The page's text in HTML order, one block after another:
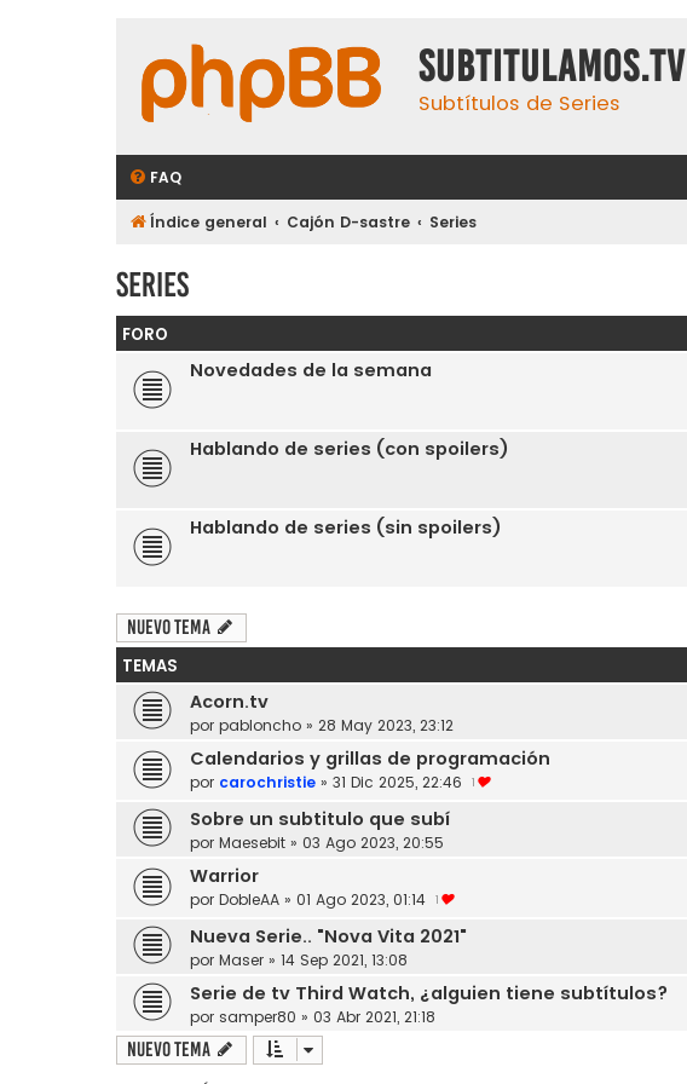
subtitulamos.tv
Subtítulos de Series
FAQ
Índice general Cajón D-sastre Series
Series
FORO
Novedades de la semana
Hablando de series (con spoilers)
Hablando de series (sin spoilers)
Nuevo Tema
TEMAS
Acorn.tv
por pabloncho » 28 May 2023, 23:12
Calendarios y grillas de programación
por carochristie » 31 Dic 2025, 22:46 1
Sobre un subtitulo que subí
por Maesebit » 03 Ago 2023, 20:55
Warrior
por DobleAA » 01 Ago 2023, 01:14 1
Nueva Serie.. "Nova Vita 2021"
por Maser » 14 Sep 2021, 13:08
Serie de tv Third Watch, ¿alguien tiene subtítulos?
por samper80 » 03 Abr 2021, 21:18
Nuevo Tema